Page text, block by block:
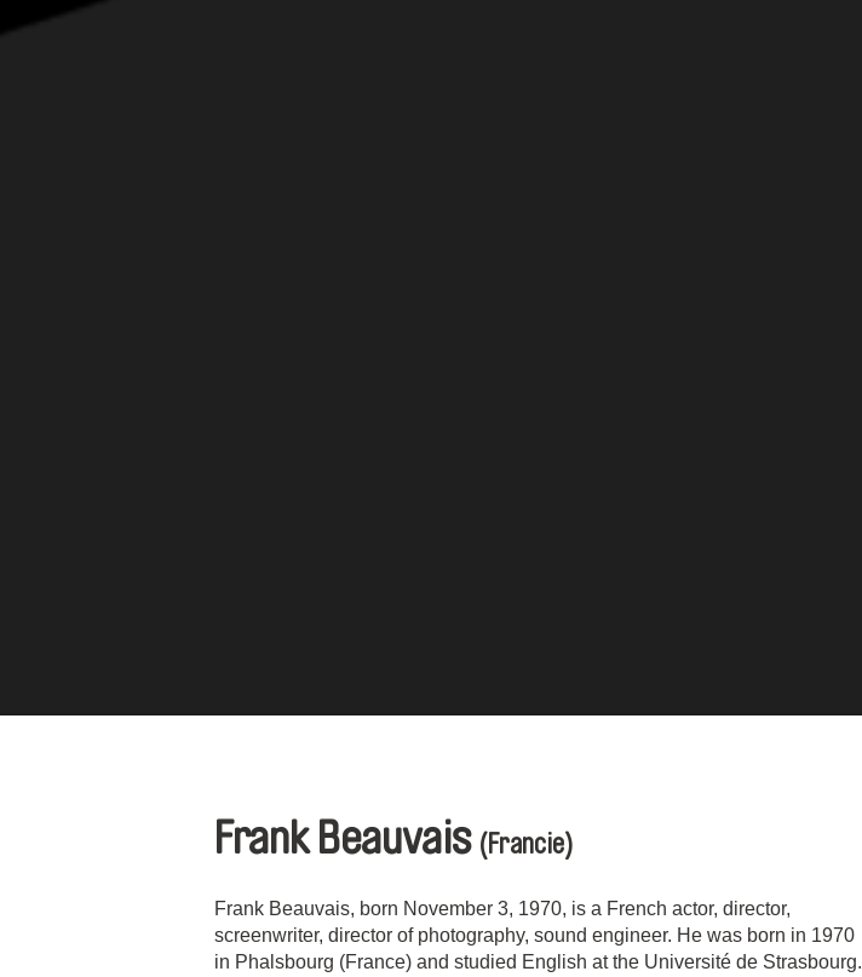
Frank Beauvais (Francie)
Frank Beauvais, born November 3, 1970, is a French actor, director,
screenwriter, director of photography, sound engineer. He was born in 1970
in Phalsbourg (France) and studied English at the Université de Strasbourg.